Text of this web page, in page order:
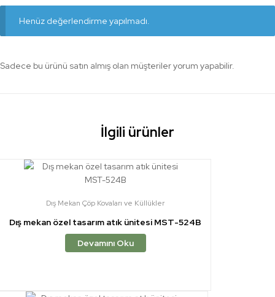
Henüz değerlendirme yapılmadı.
Sadece bu ürünü satın almış olan müşteriler yorum yapabilir.
İlgili ürünler
Dış Mekan Çöp Kovaları ve Küllükler
Dış mekan özel tasarım atık ünitesi MST-524B
Devamını Oku